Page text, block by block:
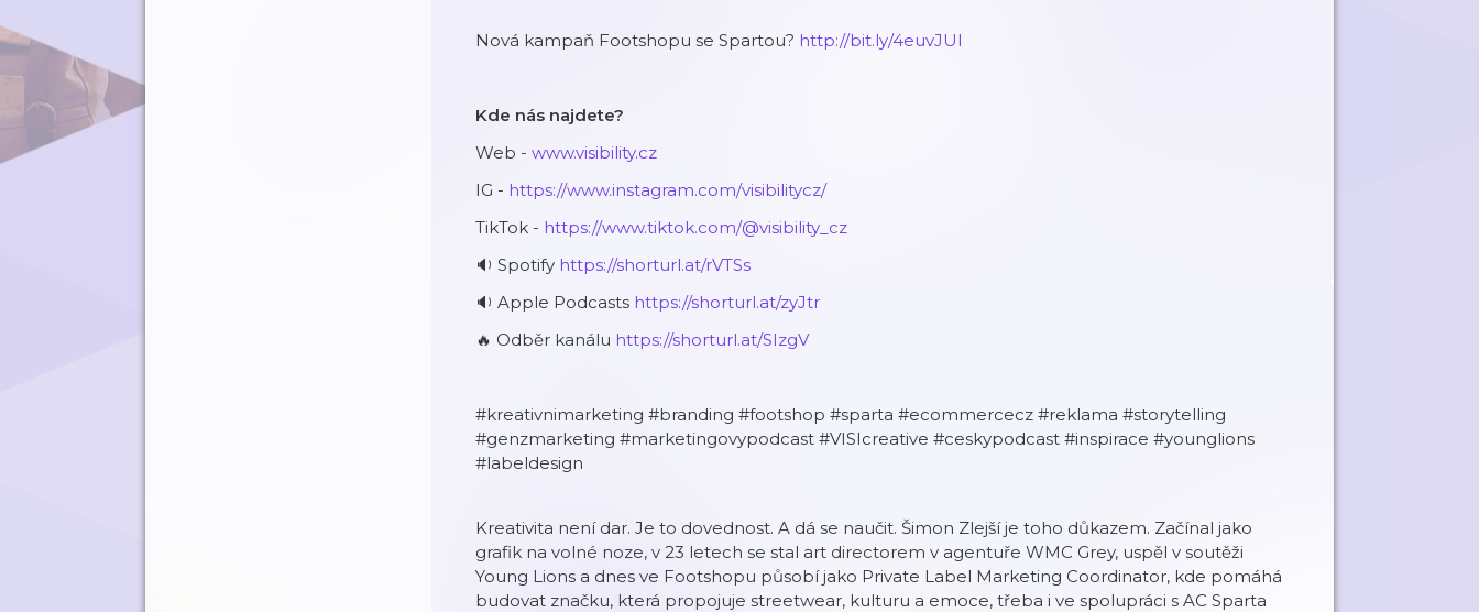
Nová kampaň Footshopu se Spartou? http://bit.ly/4euvJUI
Kde nás najdete?
Web - www.visibility.cz
IG - https://www.instagram.com/visibilitycz/
TikTok - https://www.tiktok.com/@visibility_cz
🔉 Spotify https://shorturl.at/rVTSs
🔉 Apple Podcasts https://shorturl.at/zyJtr
🔥 Odběr kanálu https://shorturl.at/SIzgV
#kreativnimarketing #branding #footshop #sparta #ecommercecz #reklama #storytelling
#genzmarketing #marketingovypodcast #VISIcreative #ceskypodcast #inspirace #younglions
#labeldesign
Kreativita není dar. Je to dovednost. A dá se naučit. Šimon Zlejší je toho důkazem. Začínal jako
grafik na volné noze, v 23 letech se stal art directorem v agentuře WMC Grey, uspěl v soutěži
Young Lions a dnes ve Footshopu působí jako Private Label Marketing Coordinator, kde pomáhá
budovat značku, která propojuje streetwear, kulturu a emoce, třeba i ve spolupráci s AC Sparta